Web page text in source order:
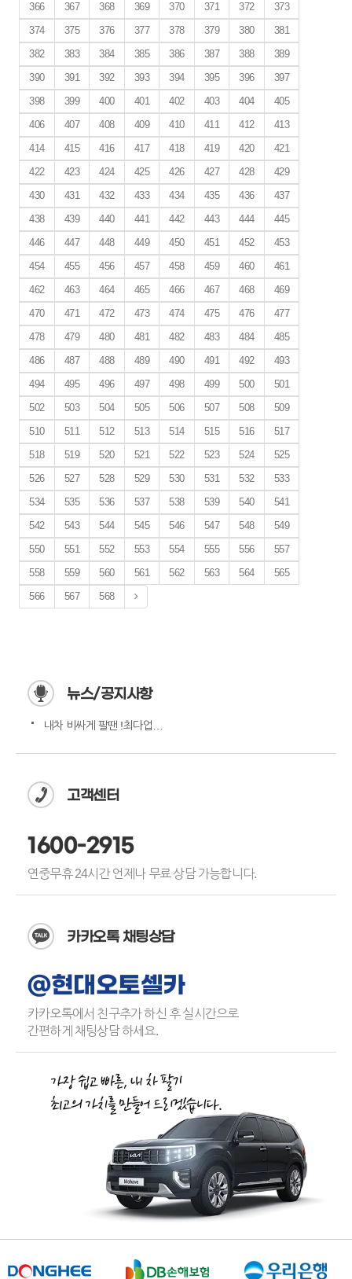
366
367 368 369 370 371 372
373
374
375 376 377 378 379 380
381
382
383 384 385 386 387 388
389
390
391 392 393 394 395 396
397
398
399 400 401 402 403 404
405
406
407 408 409 410 411 412
413
414
415 416 417 418 419 420
421
422
423 424 425 426 427 428
429
430
431 432 433 434 435 436
437
438
439 440 441 442 443 444
445
446
447 448 449 450 451 452
453
454
455 456 457 458 459 460
461
462
463 464 465 466 467 468
469
470
471 472 473 474 475 476
477
478
479 480 481 482 483 484
485
486
487 488 489 490 491 492
493
494
495 496 497 498 499 500
501
502
503 504 505 506 507 508
509
510
511 512 513 514 515 516
517
518
519 520 521 522 523 524
525
526
527 528 529 530 531 532
533
534
535 536 537 538 539 540
541
542
543 544 545 546 547 548
549
550
551 552 553 554 555 556
557
558
559 560 561 562 563 564
565
566
567 568
뉴스/공지사항
고객센터
1600-2915
연중무휴 24시간 언제나 무료 상담 가능합니다.
카카오톡 채팅상담
@현대오토셀카
카카오톡에서 친구추가 하신 후 실시간으로
간편하게 채팅상담 하세요.